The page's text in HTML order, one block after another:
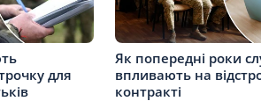
для
Як попередні роки
впливають на
контракті